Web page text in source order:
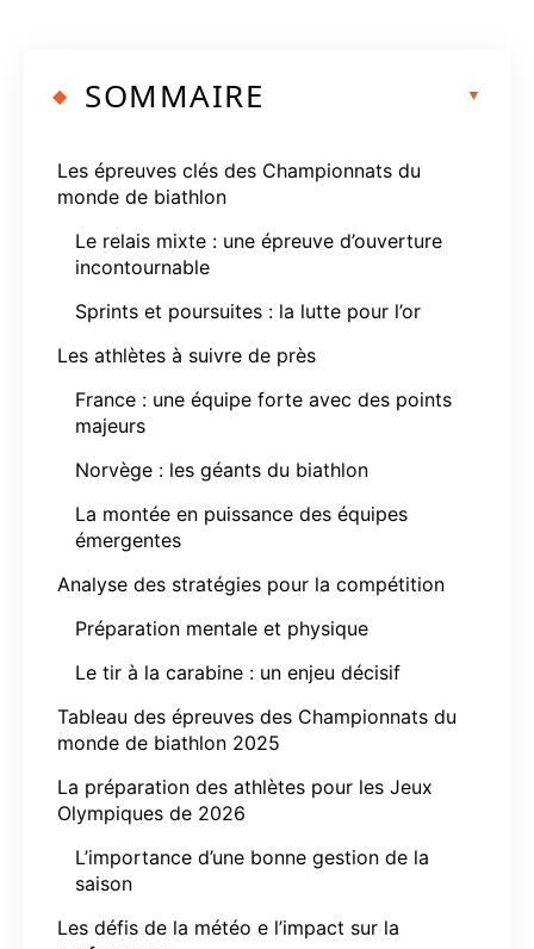
SOMMAIRE
Les épreuves clés des Championnats du
monde de biathlon
Le relais mixte : une épreuve d’ouverture
incontournable
Sprints et poursuites : la lutte pour l’or
Les athlètes à suivre de près
France : une équipe forte avec des points
majeurs
Norvège : les géants du biathlon
La montée en puissance des équipes
émergentes
Analyse des stratégies pour la compétition
Préparation mentale et physique
Le tir à la carabine : un enjeu décisif
Tableau des épreuves des Championnats du
monde de biathlon 2025
La préparation des athlètes pour les Jeux
Olympiques de 2026
L’importance d’une bonne gestion de la
saison
Les défis de la météo e l’impact sur la